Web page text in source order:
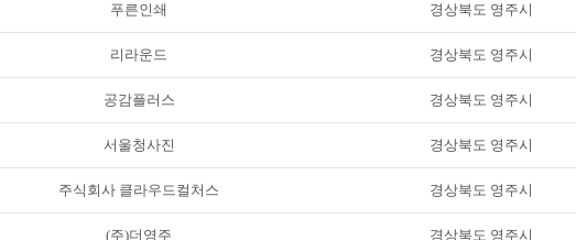
푸른인쇄 경상북도 영주시
리라운드 경상북도 영주시
공감플러스 경상북도 영주시
서울청사진 경상북도 영주시
주식회사 클라우드컬처스 경상북도 영주시
(주)더영주 경상북도 영주시